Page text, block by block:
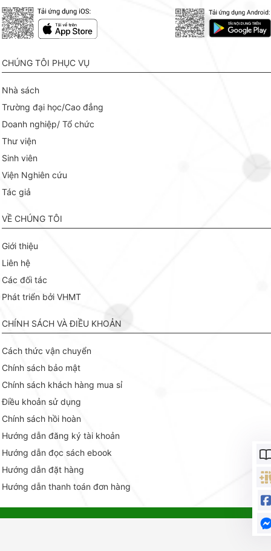
CHÚNG TÔI PHỤC VỤ
Nhà sách
Trường đại học/Cao đẳng
Doanh nghiệp/ Tổ chức
Thư viện
Sinh viên
Viện Nghiên cứu
Tác giả
VỀ CHÚNG TÔI
Giới thiệu
Liên hệ
Các đối tác
Phát triển bởi VHMT
CHÍNH SÁCH VÀ ĐIỀU KHOẢN
Cách thức vận chuyển
Chính sách bảo mật
Chính sách khách hàng mua sỉ
Điều khoản sử dụng
Chính sách hồi hoàn
Hướng dẫn đăng ký tài khoản
Hướng dẫn đọc sách ebook
Hướng dẫn đặt hàng
Hướng dẫn thanh toán đơn hàng